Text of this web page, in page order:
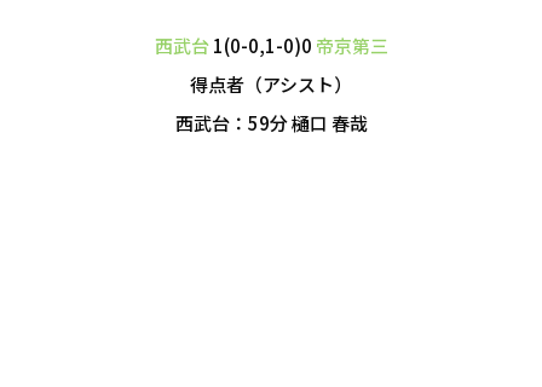
西武台1(0-0,1-0)0 帝京第三
得点者（アシスト）
西武台：59分 樋口 春哉